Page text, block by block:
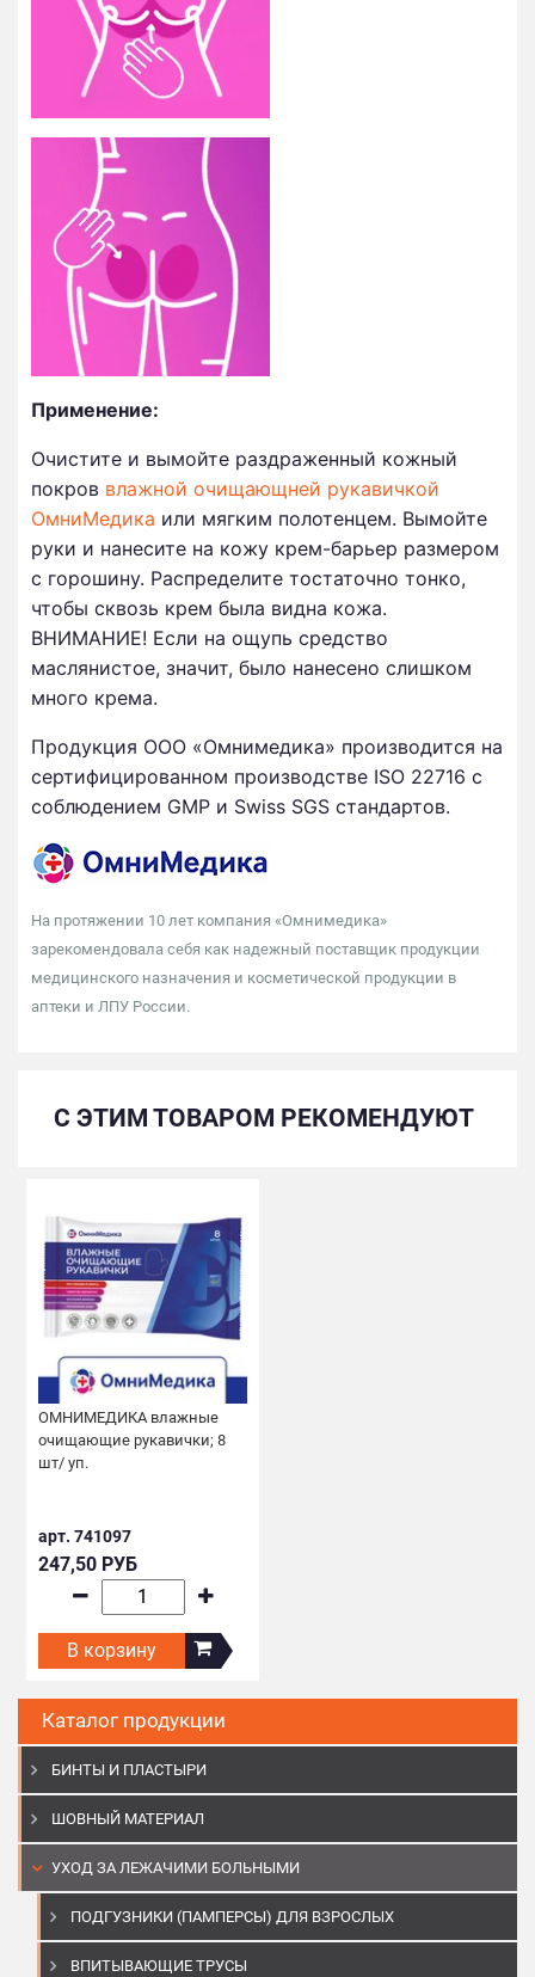
Каталог продукции
БИНТЫ И ПЛАСТЫРИ
ШОВНЫЙ МАТЕРИАЛ
УХОД ЗА ЛЕЖАЧИМИ БОЛЬНЫМИ
ПОДГУЗНИКИ (ПАМПЕРСЫ) ДЛЯ ВЗРОСЛЫХ
ВПИТЫВАЮЩИЕ ТРУСЫ
Применение:
Очистите и вымойте раздраженный кожный
покров влажной очищающней рукавичкой
ОмниМедика или мягким полотенцем. Вымойте
руки и нанесите на кожу крем-барьер размером
с горошину. Распределите тостаточно тонко,
чтобы сквозь крем была видна кожа.
ВНИМАНИЕ! Если на ощупь средство
маслянистое, значит, было нанесено слишком
много крема.
Продукция ООО «Омнимедика» производится на
сертифицированном производстве ISO 22716 с
соблюдением GMP и Swiss SGS стандартов.
На протяжении 10 лет компания «Омнимедика»
зарекомендовала себя как надежный поставщик продукции
медицинского назначения и косметической продукции в
аптеки и ЛПУ России.
С ЭТИМ ТОВАРОМ РЕКОМЕНДУЮТ
ОМНИМЕДИКА влажные
очищающие рукавички; 8
шт/ уп.
арт. 741097
247,50 РУБ
В корзину